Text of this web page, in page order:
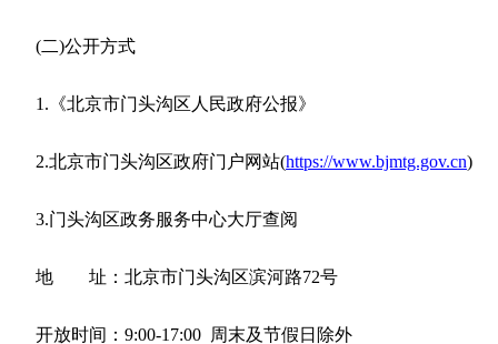
(二)公开方式
1.《北京市门头沟区人民政府公报》
2.北京市门头沟区政府门户网站(https://www.bjmtg.gov.cn)
3.门头沟区政务服务中心大厅查阅
地 址：北京市门头沟区滨河路72号
开放时间：9:00-17:00 周末及节假日除外